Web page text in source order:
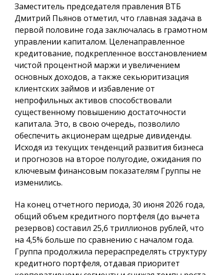
Заместитель председателя правления ВТБ
Дмитрий Пьянов отметил, что главная задача в
первой половине года заключалась в грамотном
управлении капиталом. Целенаправленное
кредитование, подкрепленное восстановлением
чистой процентной маржи и увеличением
основных доходов, а также секьюритизация
клиентских займов и избавление от
непрофильных активов способствовали
существенному повышению достаточности
капитала. Это, в свою очередь, позволило
обеспечить акционерам щедрые дивиденды.
Исходя из текущих тенденций развития бизнеса
и прогнозов на второе полугодие, ожидания по
ключевым финансовым показателям Группы не
изменились.
На конец отчетного периода, 30 июня 2026 года,
общий объем кредитного портфеля (до вычета
резервов) составил 25,6 триллионов рублей, что
на 4,5% больше по сравнению с началом года.
Группа продолжила перераспределять структуру
кредитного портфеля, отдавая приоритет